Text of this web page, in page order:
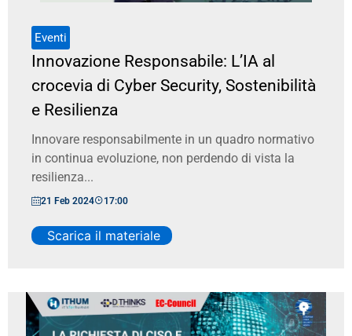
Eventi
Innovazione Responsabile: L’IA al
crocevia di Cyber Security, Sostenibilità
e Resilienza
Innovare responsabilmente in un quadro normativo
in continua evoluzione, non perdendo di vista la
resilienza...
21 Feb 2024 17:00
Scarica il materiale